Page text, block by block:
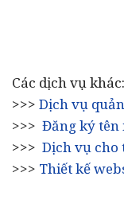
Các dịch vụ khác:
>>> Dịch vụ
>>> Đăng ký tên
>>> Dịch vụ cho
>>> Thiết kế